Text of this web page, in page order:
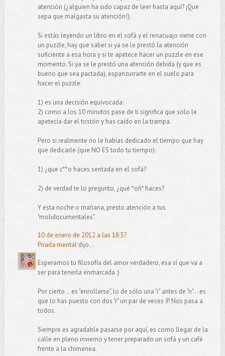
atención (¿alguien ha sido capaz de leer hasta aquí? ¡Que
sepa que malgasta su atención!).
Si estás leyendo un libro en el sofá y el renacuajo viene con
un puzzle, hay que saber si ya se le prestó la atención
suficiente a esa hora y si te apetece hacer un puzzle en ese
momento. Si ya se le prestó una atención debida (y que es
bueno que sea pactada), espanzurrarte en el suelo para
hacer el puzzle:
1) es una decisión equivocada:
2) como a los 10 minutos pase de ti significa que solo le
apetecía dar el tostón y has caído en la trampa.
Pero si realmente no le habías dedicado el tiempo que hay
que dedicarle (que NO ES todo tu tiempo):
1) ¿que c**o haces sentada en el sofá?
2) de verdad te lo pregunto, ¿qué *oñ* haces?
Y esta noche o mañana, presto atención a tus
"molidocumentales".
10 de enero de 2012 a las 18:37
Pirada mentaldijo...
Esperamos tu filosofía del amor verdadero, esa sí que va a
ser para tenerla enmarcada :)
Por cierto... es "enrollarse", lo de sólo una "r" antes de "n"... es
que lo has puesto con dos "r" un par de veces :P. Nos pasa a
todos.
Siempre es agradable pasarse por aquí, es como llegar de la
calle en pleno invierno y tener preparado un sofá y un café
frente a la chimenea.